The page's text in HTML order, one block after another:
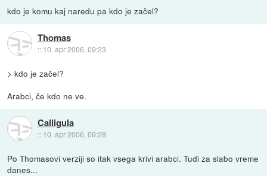
kdo je komu kaj naredu pa kdo je začel?
Thomas
:: 10. apr 2006, 09:23
> kdo je začel?
Arabci, če kdo ne ve.
Calligula
:: 10. apr 2006, 09:28
Po Thomasovi verziji so itak vsega krivi arabci. Tudi za slabo vreme
danes...